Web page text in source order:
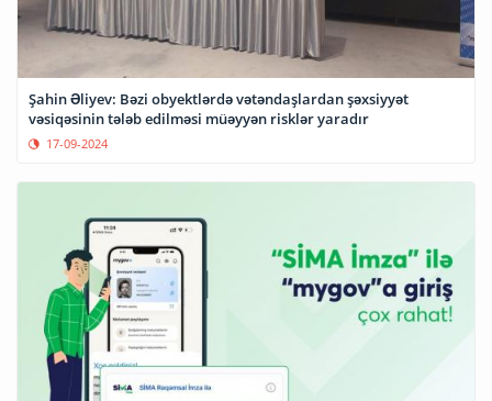
Şahin Əliyev: Bəzi obyektlərdə vətəndaşlardan şəxsiyyət
vəsiqəsinin tələb edilməsi müəyyən risklər yaradır
17-09-2024